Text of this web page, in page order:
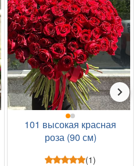
101 высокая красная
роза (90 см)
(1)